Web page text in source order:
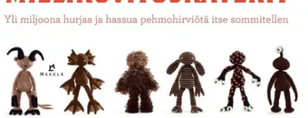
Näytä lisää tuotekuvausta
Ominaisuudet